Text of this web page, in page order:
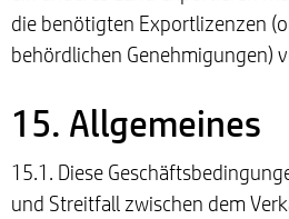
die benötigten Exportlizenzen
behördlichen Genehmigungen)
15. Allgemeines
15.1. Diese
und Streitfall zwischen dem